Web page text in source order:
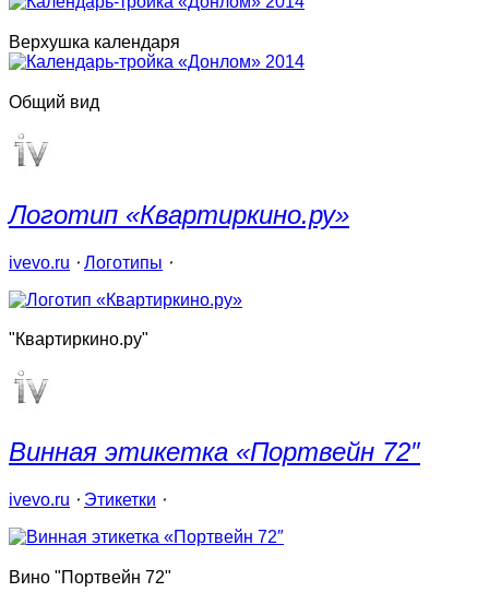
Верхушка календаря
Общий вид
Логотип «Квартиркино.ру»
ivevo.ru ⋅ Логотипы ⋅
"Квартиркино.ру"
Винная этикетка «Портвейн 72″
ivevo.ru ⋅ Этикетки ⋅
Вино "Портвейн 72"